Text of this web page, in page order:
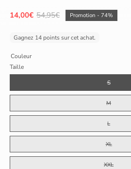
14,00€ 54,95€ Promotion - 74%
Gagnez 14 points sur cet achat.
Taille
S
M
L
XL
XXL
Couleur